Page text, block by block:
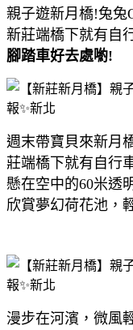
親子遊新月橋!兔兔
新莊端橋下就有自
腳踏車好去處喲!
週末帶寶貝來新月
莊端橋下就有自行
懸在空中的60米透
欣賞夢幻荷花池，
漫步在河濱，微風